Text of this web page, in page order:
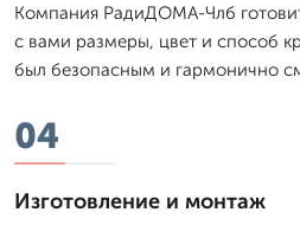
Компания РадиДОМА-Члб
с вами размеры, цвет и способ
был безопасным и гармонично
04
Изготовление и монтаж